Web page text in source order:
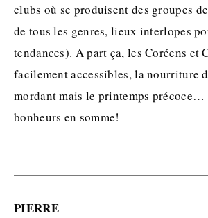
clubs où se produisent des groupes
de tous les genres, lieux interlopes
tendances). A part ça, les Coréens et
facilement accessibles, la nourriture
mordant mais le printemps précoce…
bonheurs en somme!
PIERRE